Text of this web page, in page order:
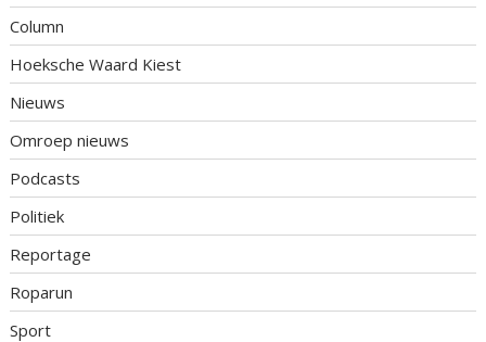
Column
Hoeksche Waard Kiest
Nieuws
Omroep nieuws
Podcasts
Politiek
Reportage
Roparun
Sport